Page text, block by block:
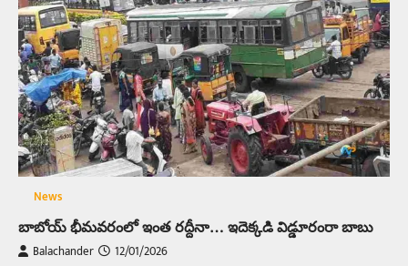
News
బాబోయ్‌ భీమవరంలో ఇంత రద్దీనా… ఇదెక్కడి విడ్డూరంరా బాబు
Balachander 12/01/2026